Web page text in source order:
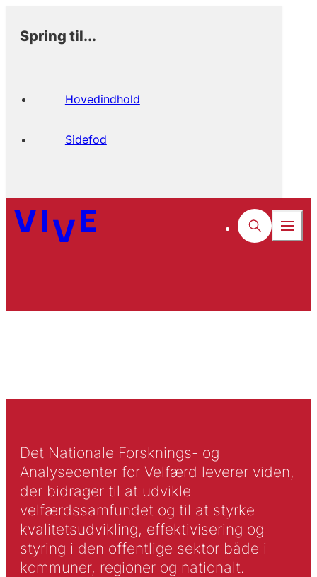
Spring til...
Hovedindhold
Sidefod
Det Nationale Forsknings- og
Analysecenter for Velfærd leverer viden,
der bidrager til at udvikle
velfærdssamfundet og til at styrke
kvalitetsudvikling, effektivisering og
styring i den offentlige sektor både i
kommuner, regioner og nationalt.